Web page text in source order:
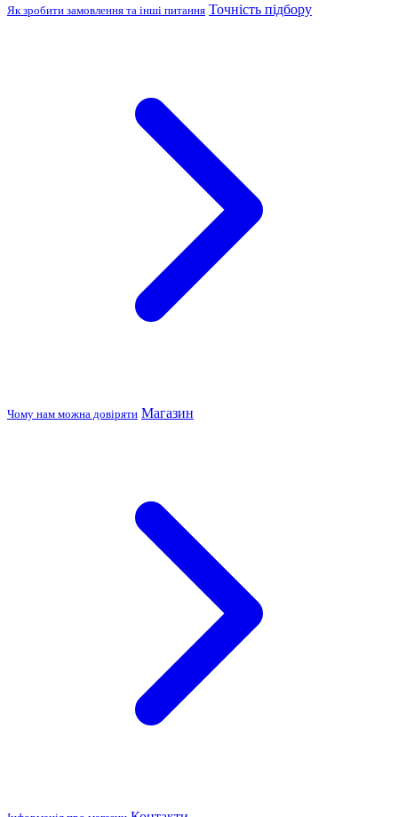
Як зробити замовлення та інші питання Точність підбору
Чому нам можна довіряти Магазин